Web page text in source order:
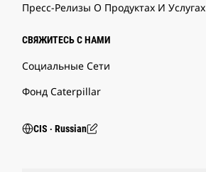
Пресс-Релизы О Продуктах И Услугах
СВЯЖИТЕСЬ С НАМИ
Социальные Сети
Фонд Caterpillar
CIS ‧ Russian